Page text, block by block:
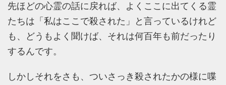
先ほどの心霊の話に戻れば、よくここに出てくる霊
たちは「私はここで殺された」と言っているけれど
も、どうもよく聞けば、それは何百年も前だったり
するんです。
しかしそれをさも、ついさっき殺されたかの様に喋